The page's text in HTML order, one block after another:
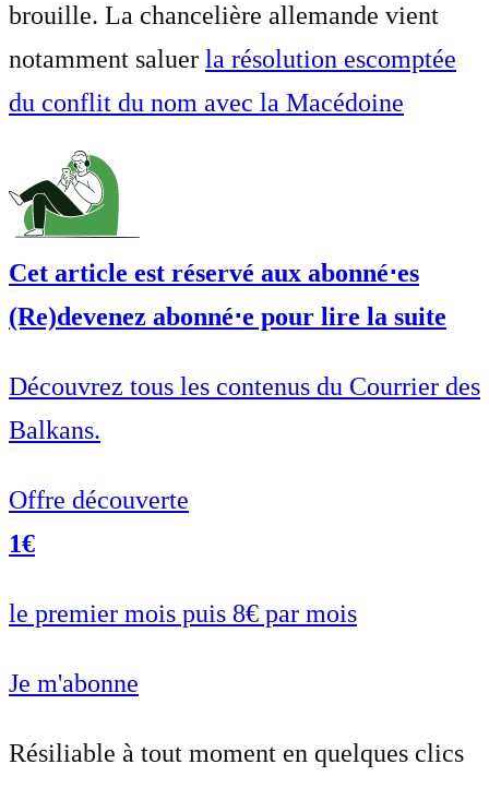
brouille. La chancelière allemande vient
notamment saluer la résolution escomptée
du conflit du nom avec la Macédoine
Cet article est réservé aux abonné⋅es
(Re)devenez abonné⋅e pour lire la suite
Découvrez tous les contenus du Courrier des
Balkans.
Offre découverte
1€
le premier mois puis 8€ par mois
Je m'abonne
Résiliable à tout moment en quelques clics